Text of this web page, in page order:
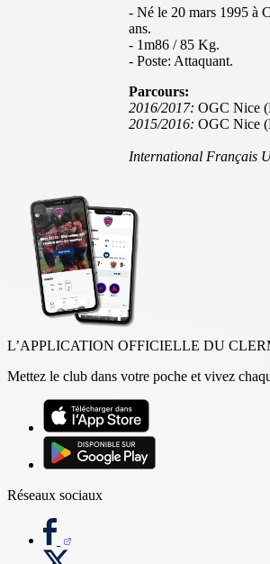
- Né le 20 mars 1995 à
ans.
- 1m86 / 85 Kg.
- Poste: Attaquant.
Parcours:
2016/2017: OGC Nice
2015/2016: OGC Nice
International Français
L’APPLICATION OFFICIELLE DU
Mettez le club dans votre poche et vivez
Réseaux sociaux